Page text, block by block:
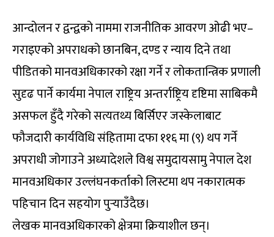
आन्दोलन र द्वन्द्वको नाममा राजनीतिक आवरण ओढी भए–
गराइएको अपराधको छानबिन, दण्ड र न्याय दिने तथा
पीडितको मानवअधिकारको रक्षा गर्ने र लोकतान्त्रिक प्रणाली
सुदृढ पार्ने कार्यमा नेपाल राष्ट्रिय अन्तर्राष्ट्रिय दृष्टिमा साबिकमै
असफल हुँदै गरेको सत्यतथ्य बिर्सिएर जस्केलाबाट
फौजदारी कार्यविधि संहितामा दफा ११६ मा (९) थप गर्ने
अपराधी जोगाउने अध्यादेशले विश्व समुदायसामु नेपाल देश
मानवअधिकार उल्लंघनकर्ताको लिस्टमा थप नकारात्मक
पहिचान दिन सहयोग पुर्‍याउँदैछ।
लेखक मानवअधिकारको क्षेत्रमा क्रियाशील छन्।